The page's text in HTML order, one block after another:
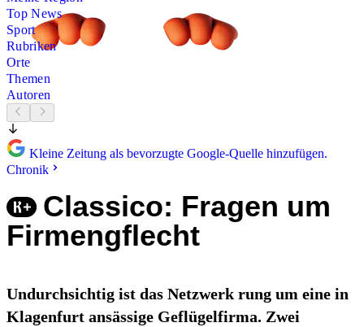
Top News
Sport
Rubriken
Orte
Themen
Autoren
Kleine Zeitung als bevorzugte Google-Quelle hinzufügen.
Chronik
Classico: Fragen um
Firmengflecht
Undurchsichtig ist das Netzwerk rung um eine in
Klagenfurt ansässige Geflügelfirma. Zwei